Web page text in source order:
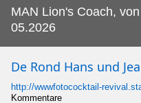
MAN Lion's Coach,
05.2026
De Rond Hans und
http://wwwfotococktail-
Kommentare